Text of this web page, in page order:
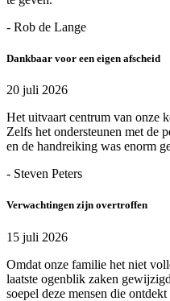
- Rob de Lange
Dankbaar voor een eigen afscheid
20 juli 2026
Het uitvaart centrum van onze
Zelfs het ondersteunen met de
en de handreiking was enorm
- Steven Peters
Verwachtingen zijn overtroffen
15 juli 2026
Omdat onze familie het niet
laatste ogenblik zaken
soepel deze mensen die ontdekt